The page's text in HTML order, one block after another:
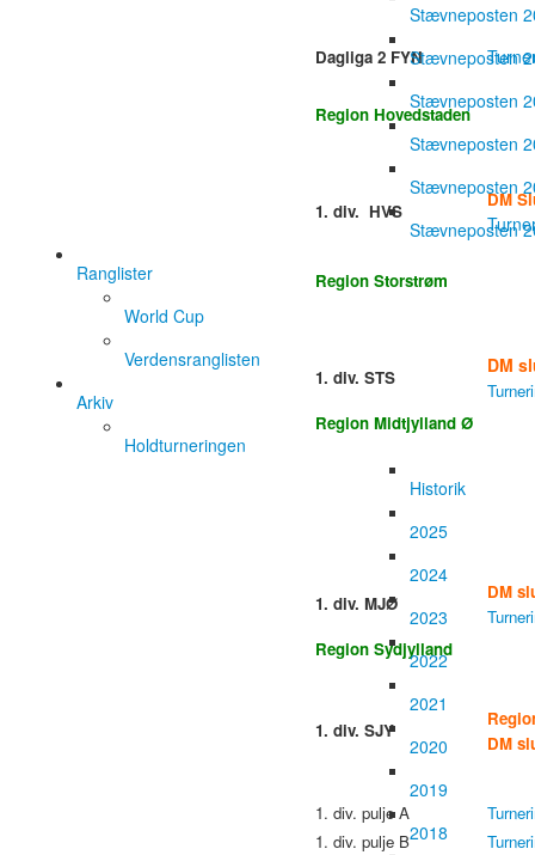
Dagliga 2 FYN
Region Hovedstaden
1. div. HVS
DM
Region Storstrøm
1. div. STS
DM
Region Midtjylland Ø
1. div. MJØ
DM
Region Sydjylland
1. div. SJY
DM
1. div. pulje A
1. div. pulje B
Stævneposten
Stævneposten
Stævneposten
Stævneposten
Stævneposten
Stævneposten
Ranglister
World Cup
Verdensranglisten
Arkiv
Holdturneringen
Historik
2025
2024
2023
2022
2021
2020
2019
2018